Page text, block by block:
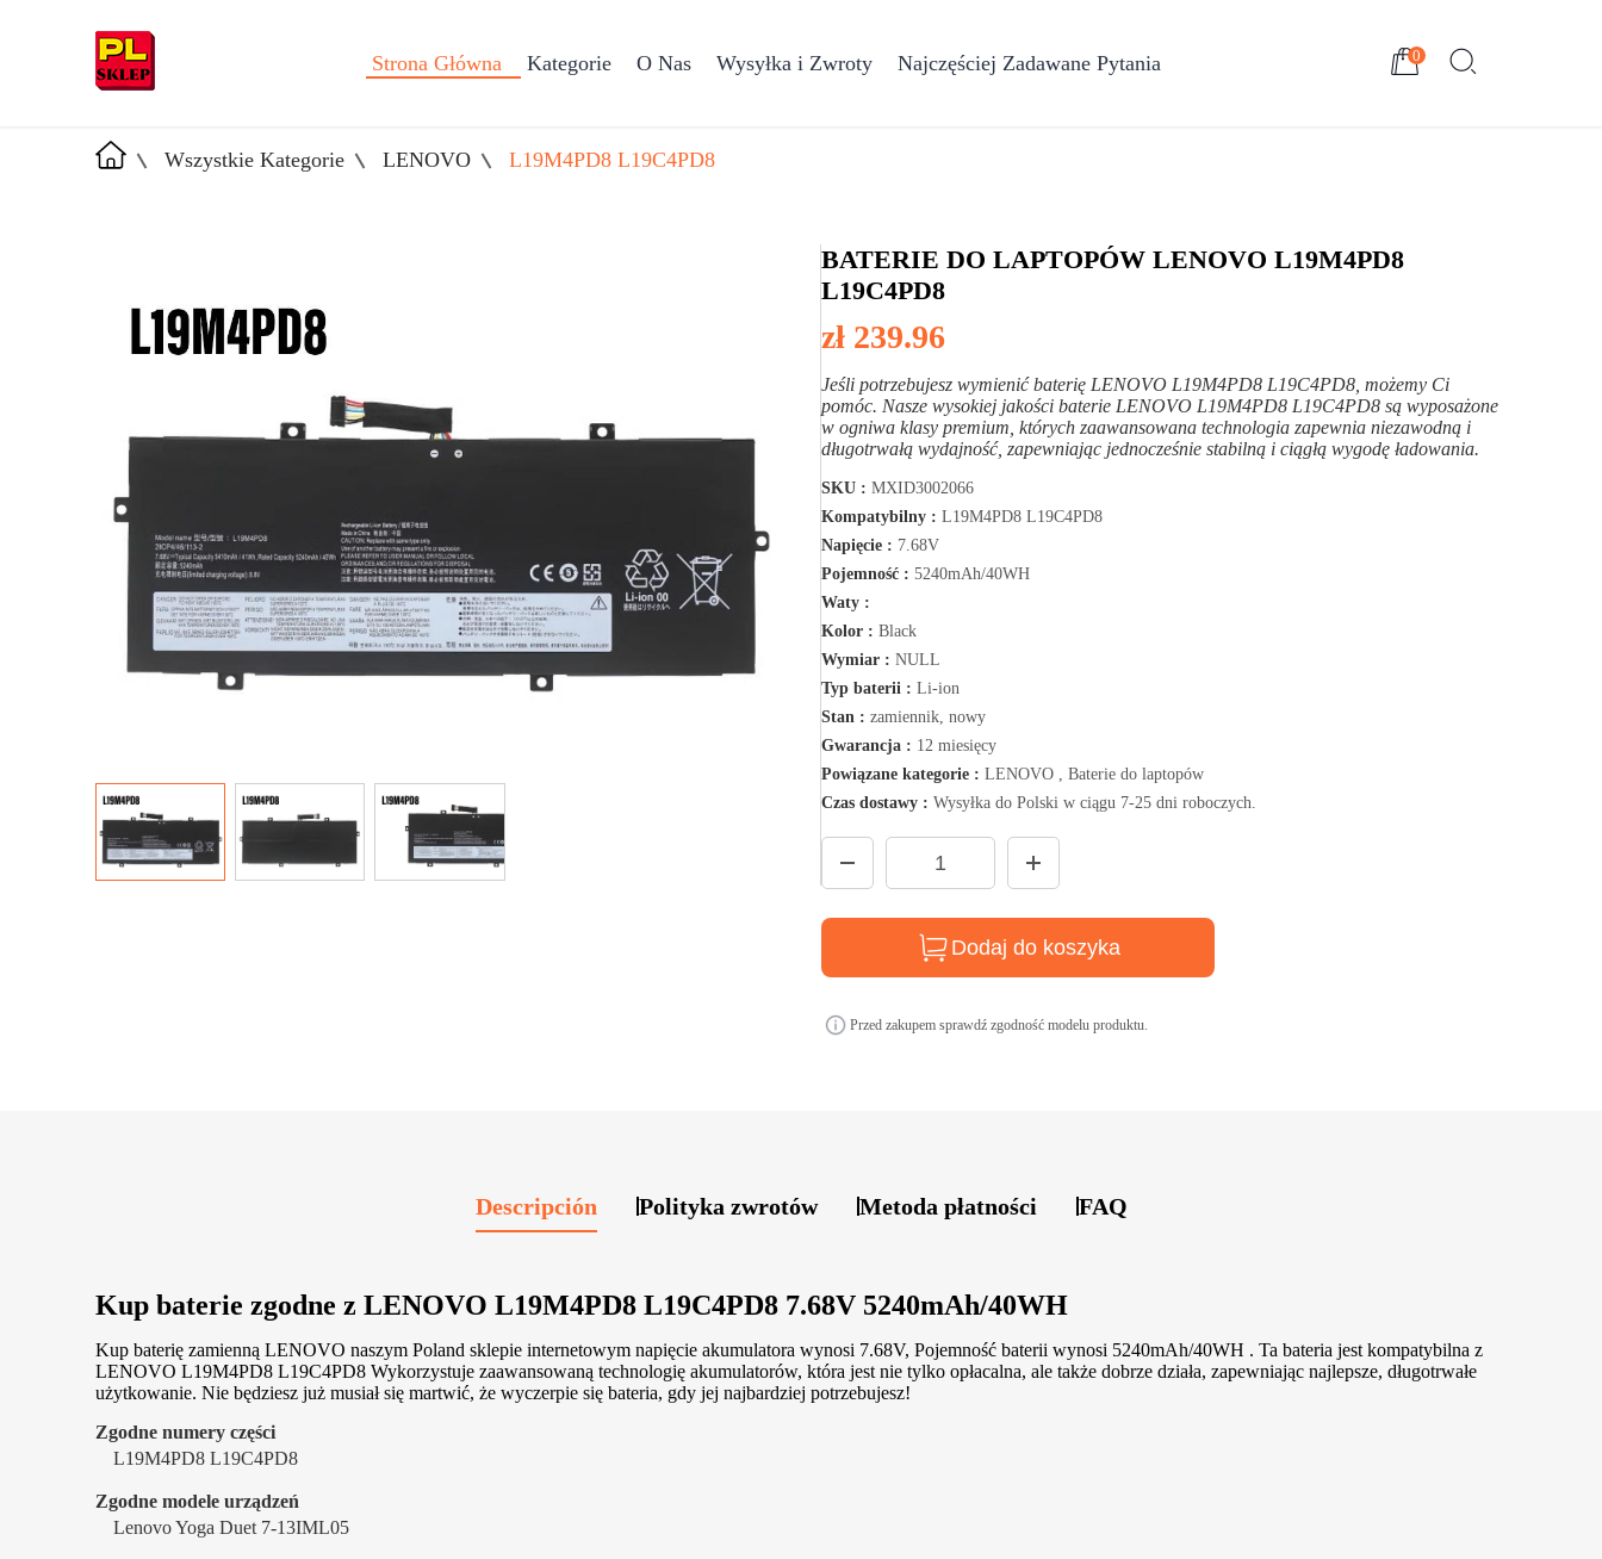
Strona Główna Kategorie O Nas Wysyłka i Zwroty Najczęściej Zadawane Pytania 0
Wszystkie Kategorie LENOVO L19M4PD8 L19C4PD8
BATERIE DO LAPTOPÓW LENOVO L19M4PD8
L19C4PD8
zł 239.96
Jeśli potrzebujesz wymienić baterię LENOVO L19M4PD8 L19C4PD8, możemy Ci
pomóc. Nasze wysokiej jakości baterie LENOVO L19M4PD8 L19C4PD8 są wyposażone
w ogniwa klasy premium, których zaawansowana technologia zapewnia niezawodną i
długotrwałą wydajność, zapewniając jednocześnie stabilną i ciągłą wygodę ładowania.
SKU : MXID3002066
Kompatybilny : L19M4PD8 L19C4PD8
Napięcie : 7.68V
Pojemność : 5240mAh/40WH
Waty :
Kolor : Black
Wymiar : NULL
Typ baterii : Li-ion
Stan : zamiennik, nowy
Gwarancja : 12 miesięcy
Powiązane kategorie : LENOVO , Baterie do laptopów
Czas dostawy : Wysyłka do Polski w ciągu 7-25 dni roboczych.
Dodaj do koszyka
Przed zakupem sprawdź zgodność modelu produktu.
Descripción Polityka zwrotów Metoda płatności FAQ
Kup baterie zgodne z LENOVO L19M4PD8 L19C4PD8 7.68V 5240mAh/40WH
Kup baterię zamienną LENOVO naszym Poland sklepie internetowym napięcie akumulatora wynosi 7.68V, Pojemność baterii wynosi 5240mAh/40WH . Ta bateria jest kompatybilna z
LENOVO L19M4PD8 L19C4PD8 Wykorzystuje zaawansowaną technologię akumulatorów, która jest nie tylko opłacalna, ale także dobrze działa, zapewniając najlepsze, długotrwałe
użytkowanie. Nie będziesz już musiał się martwić, że wyczerpie się bateria, gdy jej najbardziej potrzebujesz!
Zgodne numery części
L19M4PD8 L19C4PD8
Zgodne modele urządzeń
Lenovo Yoga Duet 7-13IML05